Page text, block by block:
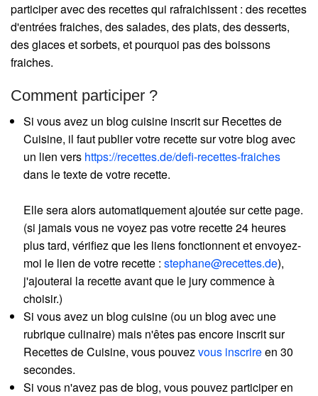
participer avec des recettes qui rafraichissent : des recettes
d'entrées fraiches, des salades, des plats, des desserts,
des glaces et sorbets, et pourquoi pas des boissons
fraiches.
Comment participer ?
Si vous avez un blog cuisine inscrit sur Recettes de
Cuisine, il faut publier votre recette sur votre blog avec
un lien vers https://recettes.de/defi-recettes-fraiches
dans le texte de votre recette.
Elle sera alors automatiquement ajoutée sur cette page.
(si jamais vous ne voyez pas votre recette 24 heures
plus tard, vérifiez que les liens fonctionnent et envoyez-
moi le lien de votre recette : stephane@recettes.de),
j'ajouterai la recette avant que le jury commence à
choisir.)
Si vous avez un blog cuisine (ou un blog avec une
rubrique culinaire) mais n'êtes pas encore inscrit sur
Recettes de Cuisine, vous pouvezvous inscrireen 30
secondes.
Si vous n'avez pas de blog, vous pouvez participer en